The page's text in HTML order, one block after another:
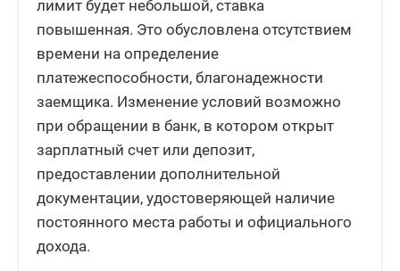
лимит будет небольшой, ставка
повышенная. Это обусловлена отсутствием
времени на определение
платежеспособности, благонадежности
заемщика. Изменение условий возможно
при обращении в банк, в котором открыт
зарплатный счет или депозит,
предоставлении дополнительной
документации, удостоверяющей наличие
постоянного места работы и официального
дохода.